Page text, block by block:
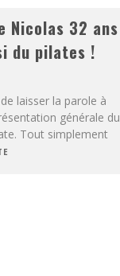
Nicolas 32 ans
du pilates !
laisser la parole à
générale du
Tout simplement